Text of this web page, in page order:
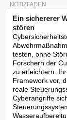
NOTIZFADEN
Ein sichererer
stören
testen, ohne
Forschern der
zu erleichtern.
Framework vor,
reale
Cyberangriffe